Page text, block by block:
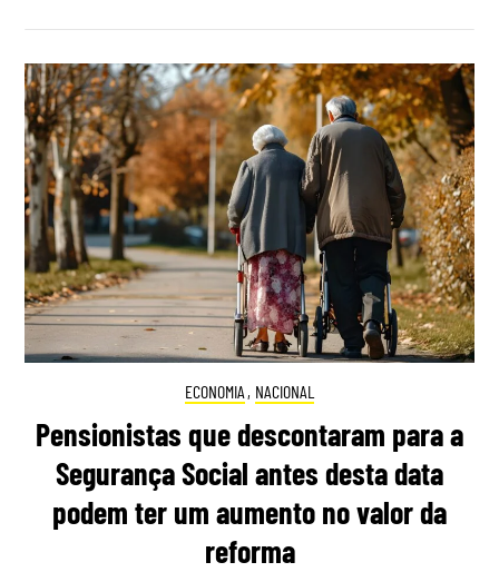
ECONOMIA , NACIONAL
Pensionistas que descontaram para a
Segurança Social antes desta data
podem ter um aumento no valor da
reforma